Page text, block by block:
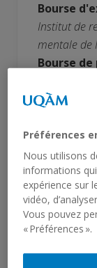
Bourse
Institut de
mentale de
Bourse
Centre de
Bourse
Faculté des
Québec à
2015
affiche
Préférences
Nous utilisons
informations
expérience sur
vidéo,
Vous pouvez
« Préférences ».